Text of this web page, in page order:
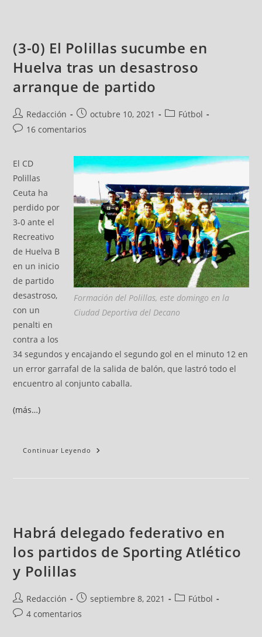
(3-0) El Polillas sucumbe en
Huelva tras un desastroso
arranque de partido
Redacción octubre 10, 2021
Fútbol
16 comentarios
Formación del Polillas, este domingo en la
Ciudad Deportiva del Decano
El CD
Polillas
Ceuta ha
perdido por
3-0 ante el
Recreativo
de Huelva B
en un inicio
de partido
desastroso,
con un
penalti en
contra a los
34 segundos y encajando el segundo gol en el minuto 12 en
un error garrafal de la salida de balón, que lastró todo el
encuentro al conjunto caballa.
(más…)
Continuar Leyendo
Habrá delegado federativo en
los partidos de Sporting Atlético
y Polillas
Redacción septiembre 8, 2021
Fútbol
4 comentarios